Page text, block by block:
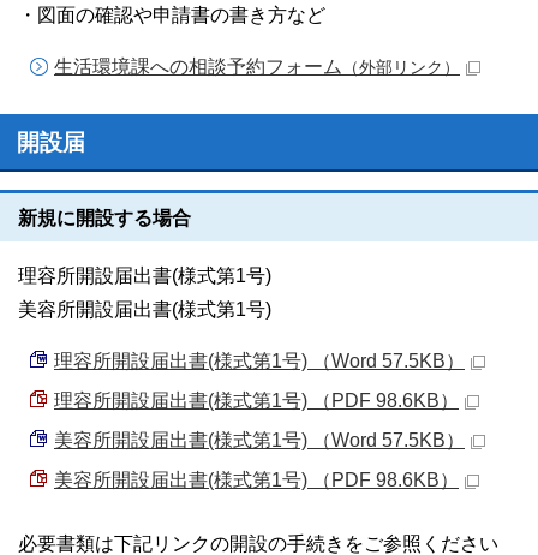
・図面の確認や申請書の書き方など
生活環境課への相談予約フォーム （外部リンク）
開設届
新規に開設する場合
理容所開設届出書(様式第1号)
美容所開設届出書(様式第1号)
理容所開設届出書(様式第1号) （Word 57.5KB）
理容所開設届出書(様式第1号) （PDF 98.6KB）
美容所開設届出書(様式第1号) （Word 57.5KB）
美容所開設届出書(様式第1号) （PDF 98.6KB）
必要書類は下記リンクの開設の手続きをご参照ください